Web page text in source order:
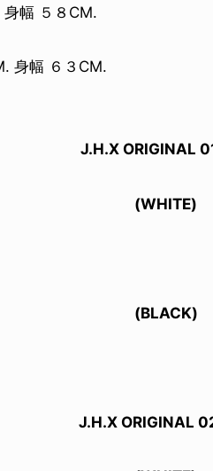
幅 ５８CM.
身幅 ６３CM.
J.H.X ORIGINAL
(WHITE)
(BLACK)
J.H.X ORIGINAL